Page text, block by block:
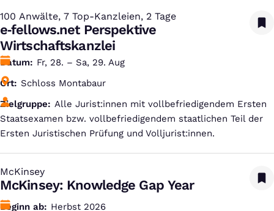
100 Anwälte, 7 Top-Kanzleien, 2 Tage
:
e‑fellows.net Perspektive
Wirtschaftskanzlei
Datum
Fr, 28. – Sa, 29. Aug
Ort
Schloss Montabaur
Zielgruppe
Alle Jurist:innen mit vollbefriedigendem Ersten
Staatsexamen bzw. vollbefriedigendem staatlichen Teil der
Ersten Juristischen Prüfung und Volljurist:innen.
McKinsey
:
McKinsey: Knowledge Gap Year
Beginn ab
Herbst 2026